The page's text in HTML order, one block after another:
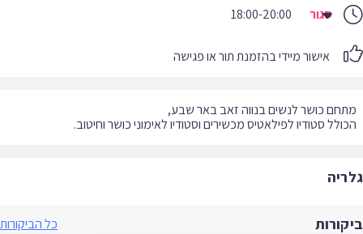
סגור 18:00-20:00
אישור מיידי בהזמנת תור או פגישה
סטודיו לפילאטיס מכשירים וסטודיו לאימוני כושר וחיטוב.
כל הביקורות